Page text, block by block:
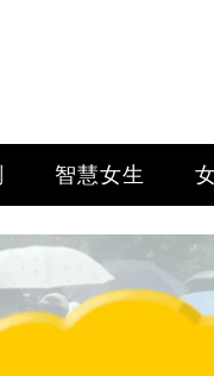
智慧女生